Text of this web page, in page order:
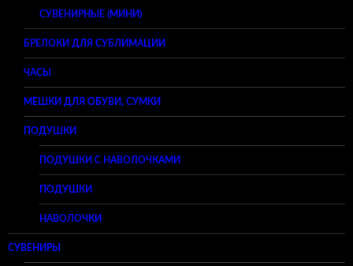
СУВЕНИРНЫЕ (МИНИ)
БРЕЛОКИ ДЛЯ СУБЛИМАЦИИ
ЧАСЫ
МЕШКИ ДЛЯ ОБУВИ, СУМКИ
ПОДУШКИ
ПОДУШКИ С НАВОЛОЧКАМИ
ПОДУШКИ
НАВОЛОЧКИ
СУВЕНИРЫ